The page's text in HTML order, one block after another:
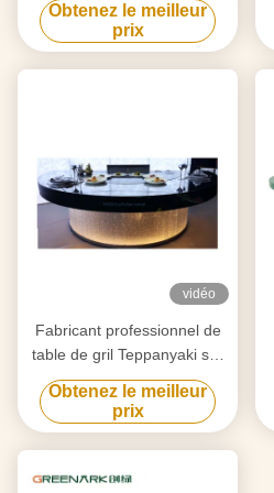
purification personnalisée
selon vos besoins
Obtenez le meilleur
prix
vidéo
Fabricant professionnel de
table de gril Teppanyaki sur
mesure avec design gratuit
fournisseur fiable
d'équipement de gril Hibachi
Obtenez le meilleur
prix